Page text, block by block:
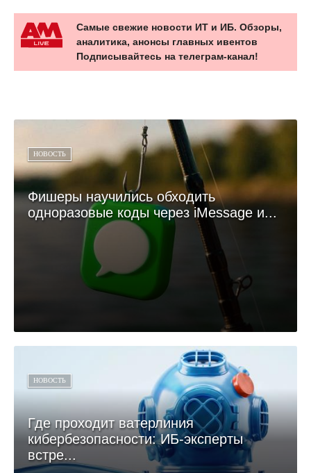
Самые свежие новости ИТ и ИБ. Обзоры,
аналитика, анонсы главных ивентов
Подписывайтесь на телеграм-канал!
НОВОСТЬ
Фишеры научились обходить
одноразовые коды через iMessage и...
НОВОСТЬ
Где проходит ватерлиния
кибербезопасности: ИБ-эксперты
встре...